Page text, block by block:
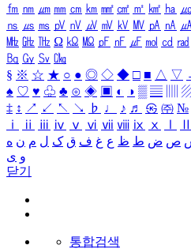
㎙ ㎚ ㎛ ㎜ ㎝ ㎞ ㎟ ㎠ ㎡ ㎢ ㏊ ㎍
㎱ ㎲ ㎳ ㎴ ㎵ ㎶ ㎷ ㎸ ㎹ ㎀ ㎁ ㎂
㎒ ㎓ ㎔ Ω ㏀ ㏁ ㎊ ㎋ ㎌ ㏖ ㏅ ㎭
㏃ ㏉ ㏜ ㏆
§ ※ ☆ ★ ○ ● ◎ ◇ ◆ □ ■ △ ▽
♠ ♡ ♥ ♧ ♣ ⊙ ◈ ▣ ◐ ◑ ▒ ▤
‡ ↕ ↗ ↙ ↖ ↘ ♭ ♩ ♪ ♬ ㉿ ㈜ №
ⅰ
ⅱ ⅲ ⅳ ⅴ ⅵ ⅶ ⅷ ⅸ ⅹ
ص ض ط ظ ع غ ف ق ک ل م ن ه
و ی
닫기
통합검색